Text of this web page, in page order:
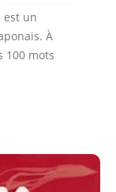
est un
À
100 mots